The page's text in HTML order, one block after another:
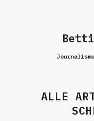
ALLE